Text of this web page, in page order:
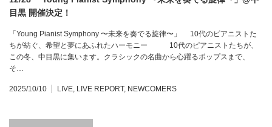
目黒 開催決定！
「Young Pianist Symphony 〜未来を奏でる旋律〜」 10代のピアニストた
ちが紡ぐ、希望と夢にあふれたハーモニー 10代のピアニストたちが、
この冬、中目黒に集います。クラシックの名曲から心躍るポップスまで、
そ…
2025/10/10 LIVE, LIVE REPORT, NEWCOMERS